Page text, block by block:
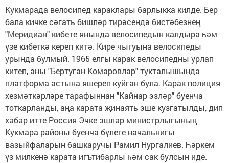
Кукмарада велосипед караклары барлыкка килде. Бер
бала кичке сәгать бишләр тирәсендә бистәбезнең
"Меридиан" кибете янында велосипедын калдыра һәм
үзе кибеткә кереп китә. Кире чыгуына велосипеды
урында булмый. 1965 елгы карак велосипедны урлап
китеп, аны "Бертуган Комаровлар" тукталышында
платформа астына яшереп куйган була. Карак полиция
хезмәткәрләре тарафыннан "Кайнар эзләр" буенча
тоткарланды, аңа карата җинаять эше кузгатылды, дип
хәбәр итте Россия Эчке эшләр министрлыгының
Кукмара районы буенча бүлеге начальнигы
вазыйфаларын башкаручы Рамил Нургалиев. Һәркем
үз милкенә карата игътибарлы һәм сак булсын иде.